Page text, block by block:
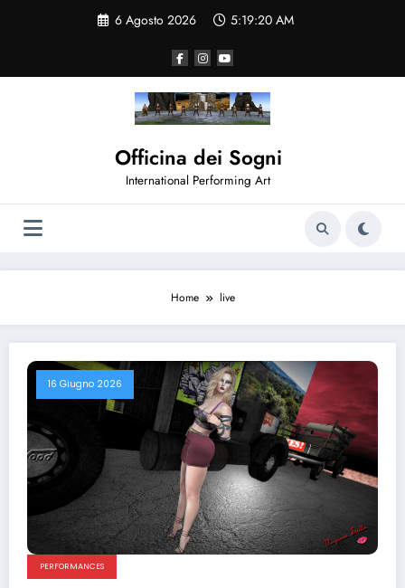
6 Agosto 2026 5:19:21 AM
Officina dei Sogni
International Performing Art
Home live
16 Giugno 2026
PERFORMANCES